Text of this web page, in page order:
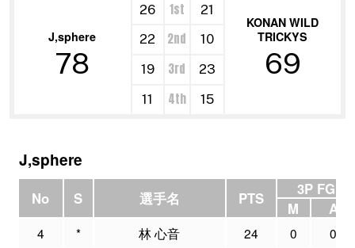
J,sphere
78
26 1st 21
KONAN WILD
TRICKYS
69
22 2nd
10
19
3rd
23
11
4th 15
J,sphere
No S 選手名 PTS
3P FG
M
A
4 * 林 心音 24 0
0